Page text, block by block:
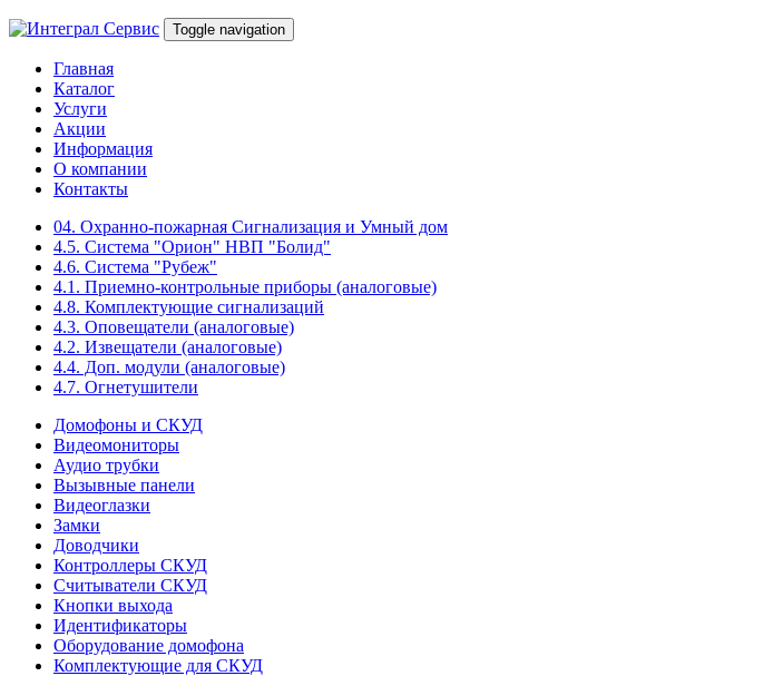
Toggle navigation
Главная
Каталог
Услуги
Акции
Информация
О компании
Контакты
04. Охранно-пожарная Сигнализация и Умный дом
4.5. Система "Орион" НВП "Болид"
4.6. Система "Рубеж"
4.1. Приемно-контрольные приборы (аналоговые)
4.8. Комплектующие сигнализаций
4.3. Оповещатели (аналоговые)
4.2. Извещатели (аналоговые)
4.4. Доп. модули (аналоговые)
4.7. Огнетушители
Домофоны и СКУД
Видеомониторы
Аудио трубки
Вызывные панели
Видеоглазки
Замки
Доводчики
Контроллеры СКУД
Считыватели СКУД
Кнопки выхода
Идентификаторы
Оборудование домофона
Комплектующие для СКУД